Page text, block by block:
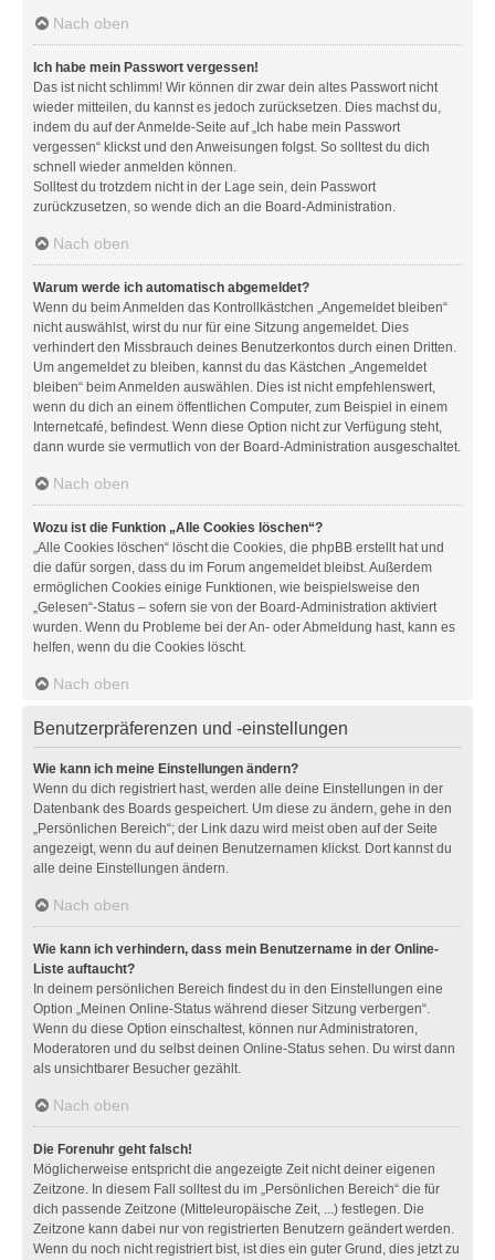
Nach oben
Ich habe mein Passwort vergessen!
Das ist nicht schlimm! Wir können dir zwar dein altes Passwort nicht
wieder mitteilen, du kannst es jedoch zurücksetzen. Dies machst du,
indem du auf der Anmelde-Seite auf „Ich habe mein Passwort
vergessen“ klickst und den Anweisungen folgst. So solltest du dich
schnell wieder anmelden können.
Solltest du trotzdem nicht in der Lage sein, dein Passwort
zurückzusetzen, so wende dich an die Board-Administration.
Nach oben
Warum werde ich automatisch abgemeldet?
Wenn du beim Anmelden das Kontrollkästchen „Angemeldet bleiben“
nicht auswählst, wirst du nur für eine Sitzung angemeldet. Dies
verhindert den Missbrauch deines Benutzerkontos durch einen Dritten.
Um angemeldet zu bleiben, kannst du das Kästchen „Angemeldet
bleiben“ beim Anmelden auswählen. Dies ist nicht empfehlenswert,
wenn du dich an einem öffentlichen Computer, zum Beispiel in einem
Internetcafé, befindest. Wenn diese Option nicht zur Verfügung steht,
dann wurde sie vermutlich von der Board-Administration ausgeschaltet.
Nach oben
Wozu ist die Funktion „Alle Cookies löschen“?
„Alle Cookies löschen“ löscht die Cookies, die phpBB erstellt hat und
die dafür sorgen, dass du im Forum angemeldet bleibst. Außerdem
ermöglichen Cookies einige Funktionen, wie beispielsweise den
„Gelesen“-Status – sofern sie von der Board-Administration aktiviert
wurden. Wenn du Probleme bei der An- oder Abmeldung hast, kann es
helfen, wenn du die Cookies löscht.
Nach oben
Benutzerpräferenzen und -einstellungen
Wie kann ich meine Einstellungen ändern?
Wenn du dich registriert hast, werden alle deine Einstellungen in der
Datenbank des Boards gespeichert. Um diese zu ändern, gehe in den
„Persönlichen Bereich“; der Link dazu wird meist oben auf der Seite
angezeigt, wenn du auf deinen Benutzernamen klickst. Dort kannst du
alle deine Einstellungen ändern.
Nach oben
Wie kann ich verhindern, dass mein Benutzername in der Online-
Liste auftaucht?
In deinem persönlichen Bereich findest du in den Einstellungen eine
Option „Meinen Online-Status während dieser Sitzung verbergen“.
Wenn du diese Option einschaltest, können nur Administratoren,
Moderatoren und du selbst deinen Online-Status sehen. Du wirst dann
als unsichtbarer Besucher gezählt.
Nach oben
Die Forenuhr geht falsch!
Möglicherweise entspricht die angezeigte Zeit nicht deiner eigenen
Zeitzone. In diesem Fall solltest du im „Persönlichen Bereich“ die für
dich passende Zeitzone (Mitteleuropäische Zeit, ...) festlegen. Die
Zeitzone kann dabei nur von registrierten Benutzern geändert werden.
Wenn du noch nicht registriert bist, ist dies ein guter Grund, dies jetzt zu